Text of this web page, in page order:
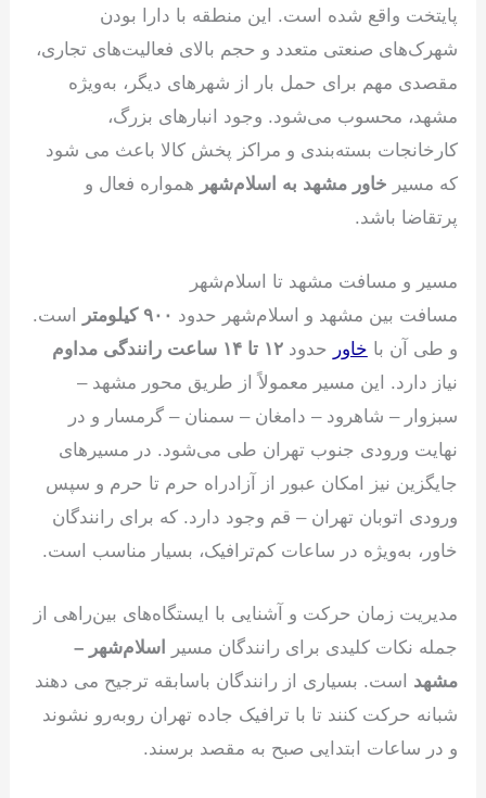
پایتخت واقع شده است. این منطقه با دارا بودن
شهرک‌های صنعتی متعدد و حجم بالای فعالیت‌های تجاری،
مقصدی مهم برای حمل بار از شهرهای دیگر، به‌ویژه
مشهد، محسوب می‌شود. وجود انبارهای بزرگ،
کارخانجات بسته‌بندی و مراکز پخش کالا باعث می شود
که مسیر خاور مشهد به اسلام‌شهر همواره فعال و
پرتقاضا باشد.
مسیر و مسافت مشهد تا اسلام‌شهر
مسافت بین مشهد و اسلام‌شهر حدود ۹۰۰ کیلومتر
است.
و طی آن با خاور حدود۱۲ تا ۱۴ ساعت رانندگی مداوم
نیاز دارد. این مسیر معمولاً از طریق محور مشهد –
سبزوار – شاهرود – دامغان – سمنان – گرمسار و در
نهایت ورودی جنوب تهران طی می‌شود. در مسیرهای
جایگزین نیز امکان عبور از آزادراه حرم تا حرم و سپس
ورودی اتوبان تهران – قم وجود دارد. که برای رانندگان
خاور، به‌ویژه در ساعات کم‌ترافیک، بسیار مناسب است.
مدیریت زمان حرکت و آشنایی با ایستگاه‌های بین‌راهی از
جمله نکات کلیدی برای رانندگان مسیر
اسلام‌شهر –
مشهد است. بسیاری از رانندگان باسابقه ترجیح می دهند
شبانه حرکت کنند تا با ترافیک جاده تهران روبه‌رو نشوند
و در ساعات ابتدایی صبح به مقصد برسند.